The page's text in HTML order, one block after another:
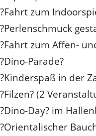
?Fahrt zum
?Perlenschmuck
?Fahrt zum Affen-
?Dino-Parade?
?Kinderspaß in der
?Filzen? (2
?Dino-Day? im
?Orientalischer